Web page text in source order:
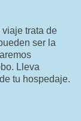
trata de
ser la
Lleva
tu hospedaje.